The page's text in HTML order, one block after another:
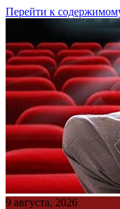
Перейти к
9 августа, 2026